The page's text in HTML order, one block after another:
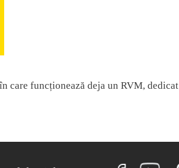
care funcționează deja un RVM, dedicat